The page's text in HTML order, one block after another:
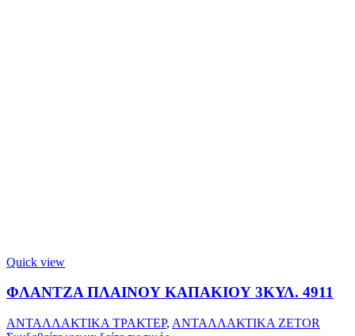
Quick view
ΦΛΑΝΤΖΑ ΠΛΑΙΝΟΥ ΚΑΠΑΚΙΟΥ 3ΚΥΛ. 4911
ΑΝΤΑΛΛΑΚΤΙΚΑ ΤΡΑΚΤΕΡ, ΑΝΤΑΛΛΑΚΤΙΚΑ ZETOR